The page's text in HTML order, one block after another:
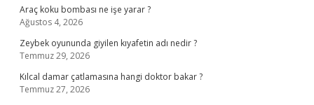
Araç koku bombası ne işe yarar ?
Ağustos 4, 2026
Zeybek oyununda giyilen kıyafetin adı nedir ?
Temmuz 29, 2026
Kılcal damar çatlamasına hangi doktor bakar ?
Temmuz 27, 2026